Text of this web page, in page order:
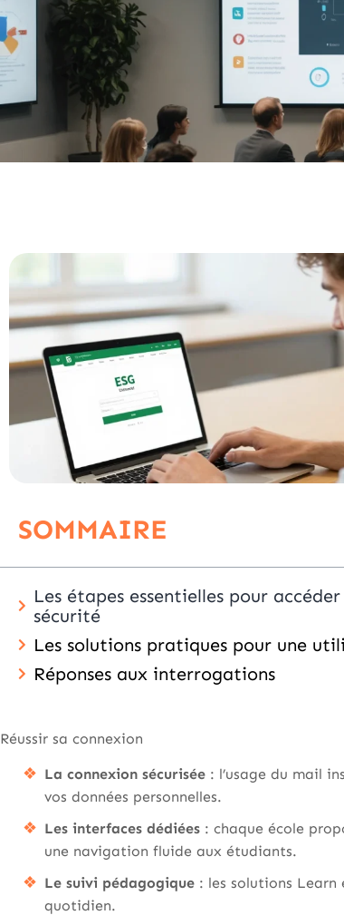
SOMMAIRE
Les étapes essentielles pour
sécurité
Les solutions pratiques pour une
Réponses aux interrogations
Réussir sa connexion
La connexion sécurisée : l’usage du mail
vos données personnelles.
Les interfaces dédiées : chaque école
une navigation fluide aux étudiants.
Le suivi pédagogique : les solutions
quotidien.